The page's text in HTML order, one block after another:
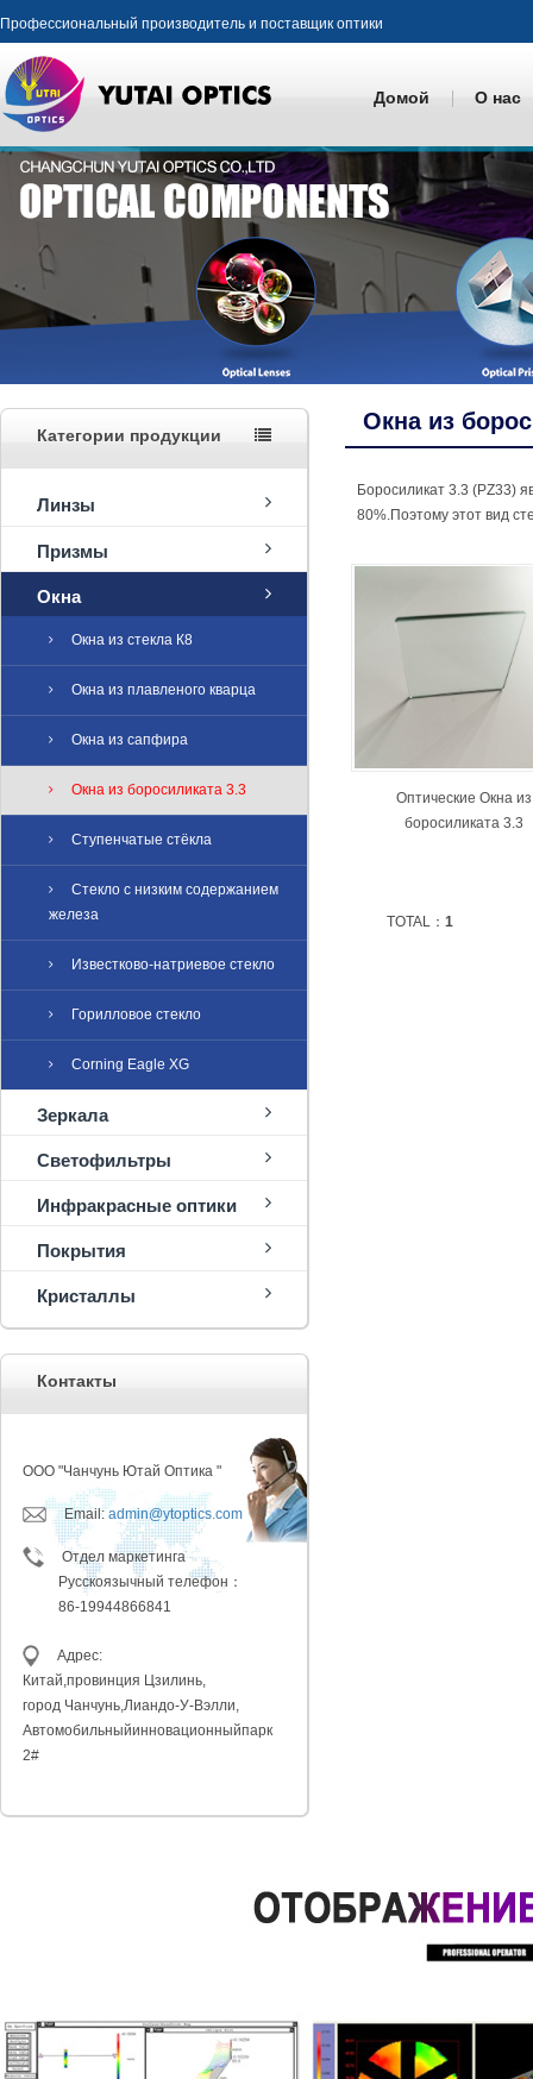
Профессиональный производитель и поставщик оптики
Домой О нас
Категории продукции
Линзы
Призмы
Окна
Окна из стекла К8
Окна из плавленого кварца
Окна из сапфира
Окна из боросиликата 3.3
Ступенчатые стёкла
Стекло с низким содержанием
железа
Известково-натриевое стекло
Горилловое стекло
Corning Eagle XG
Зеркала
Светофильтры
Инфракрасные оптики
Покрытия
Кристаллы
Контакты
ООО "Чанчунь Ютай Оптика "
Email:admin@ytoptics.com
Отдел маркетинга
Русскоязычный телефон：
86-19944866841
Адрес:
Китай,провинция Цзилинь,
город Чанчунь,Лиандо-У-Вэлли,
Автомобильныйинновационныйпарк
2#
Окна из
Боросиликат 3.3 (PZ33)
80%.Поэтому этот вид
Оптические Окна из
боросиликата 3.3
TOTAL： 1